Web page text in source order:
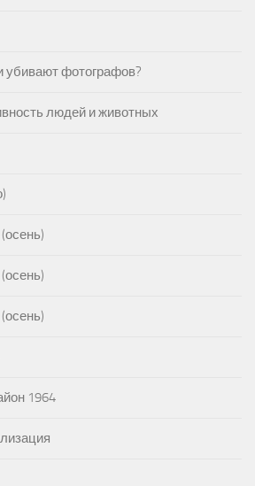
фотографов?
людей и животных
1964